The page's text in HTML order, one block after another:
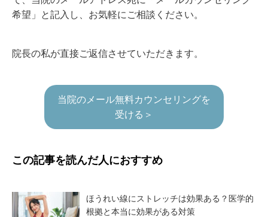
希望」と記入し、お気軽にご相談ください。
院長の私が直接ご返信させていただきます。
当院のメール無料カウンセリングを
受ける＞
この記事を読んだ人におすすめ
ほうれい線にストレッチは効果ある？医学的
根拠と本当に効果がある対策